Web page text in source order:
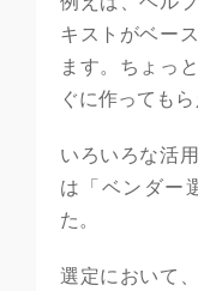
キストがベー
ます。ちょっ
ぐに作ってもら
いろいろな活
は「ベンダー
た。
選定において